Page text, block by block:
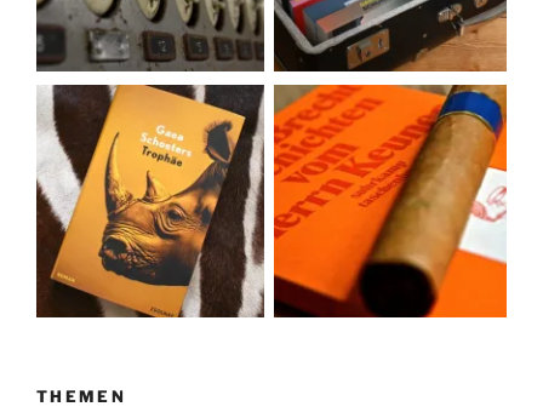
THEMEN